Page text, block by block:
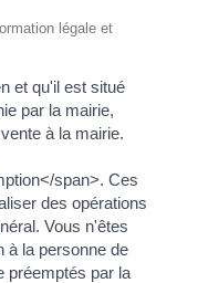
légale et
et qu'il est situé
par la mairie,
à la mairie.
span>. Ces
des opérations
Vous n'êtes
à la personne de
préemptés par la